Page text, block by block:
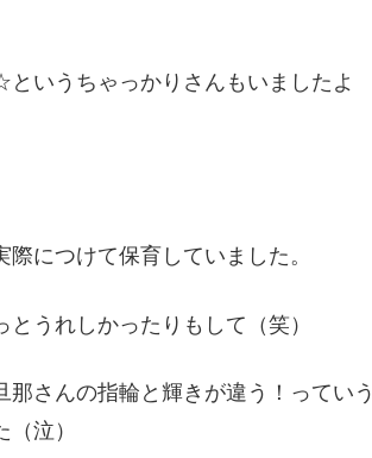
いうちゃっかりさんもいましたよ
につけて保育していました。
うれしかったりもして（笑）
さんの指輪と輝きが違う！っていう
泣）